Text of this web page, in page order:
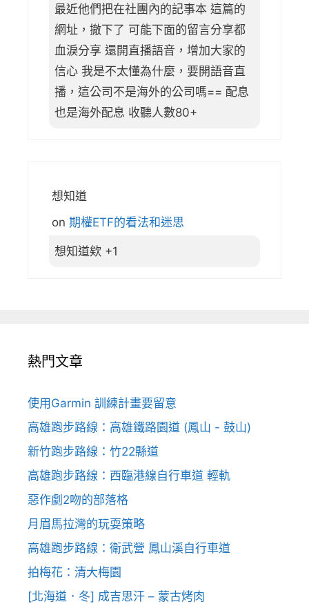
最近他們把在社團內的記事本 這篇的
網址，撤下了 可能下面的留言分享都
血淚分享 還開直播語音，增加大家的
信心 我是不太懂為什麼，要開語音直
播，這公司不是海外的公司嗎== 配息
也是海外配息 收聽人數80+
想知道
on 期權ETF的看法和迷思
想知道欸 +1
熱門文章
使用Garmin 訓練計畫要留意
高雄跑步路線：高雄鐵路園道 (鳳山 - 鼓山)
新竹跑步路線：竹22縣道
高雄跑步路線：西臨港線自行車道 輕軌
惡作劇2吻的部落格
月眉馬拉灣的玩耍策略
高雄跑步路線：衛武營 鳳山溪自行車道
拍梅花：清大梅園
[北海道．冬] 成吉思汗 – 蒙古烤肉